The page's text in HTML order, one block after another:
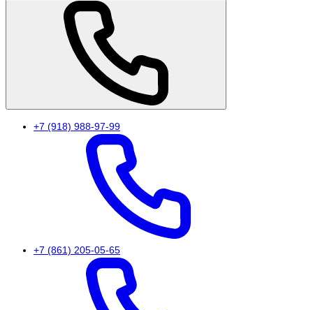
+7 (918) 988-97-99
+7 (861) 205-05-65